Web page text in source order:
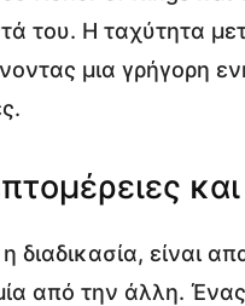
του. Η ταχύτητα
μια γρήγορη
και
η διαδικασία, είναι
από την άλλη. Ένας